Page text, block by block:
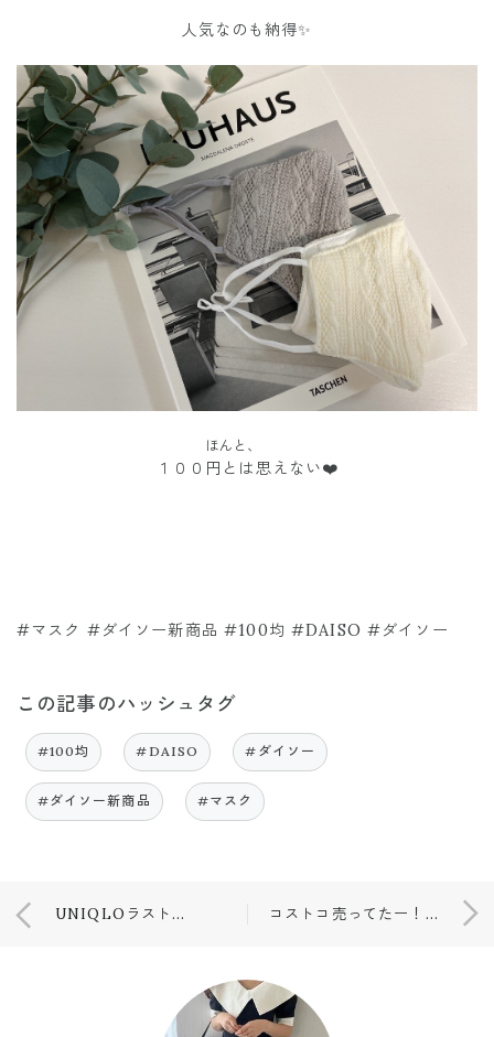
人気なのも納得✨
ほんと、
１００円とは思えない❤️
#マスク #ダイソー新商品 #100均 #DAISO #ダイソー
この記事のハッシュタグ
#100均 #DAISO #ダイソー
#ダイソー新商品 #マスク
UNIQLOラスト１点だった購入品🥺 コストコ売ってたー！！！❤️